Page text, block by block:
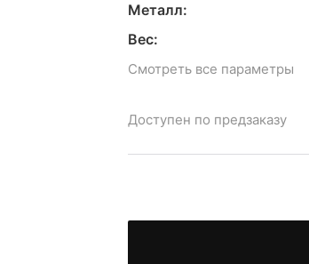
Металл:
Вес:
Смотреть все параметры
Доступен по предзаказу